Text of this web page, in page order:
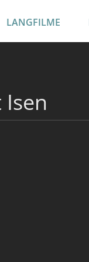
LANGFILME